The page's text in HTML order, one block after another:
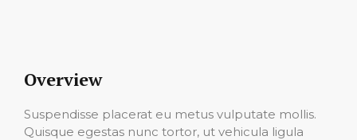
Overview
Suspendisse placerat eu metus vulputate mollis.
Quisque egestas nunc tortor, ut vehicula ligula